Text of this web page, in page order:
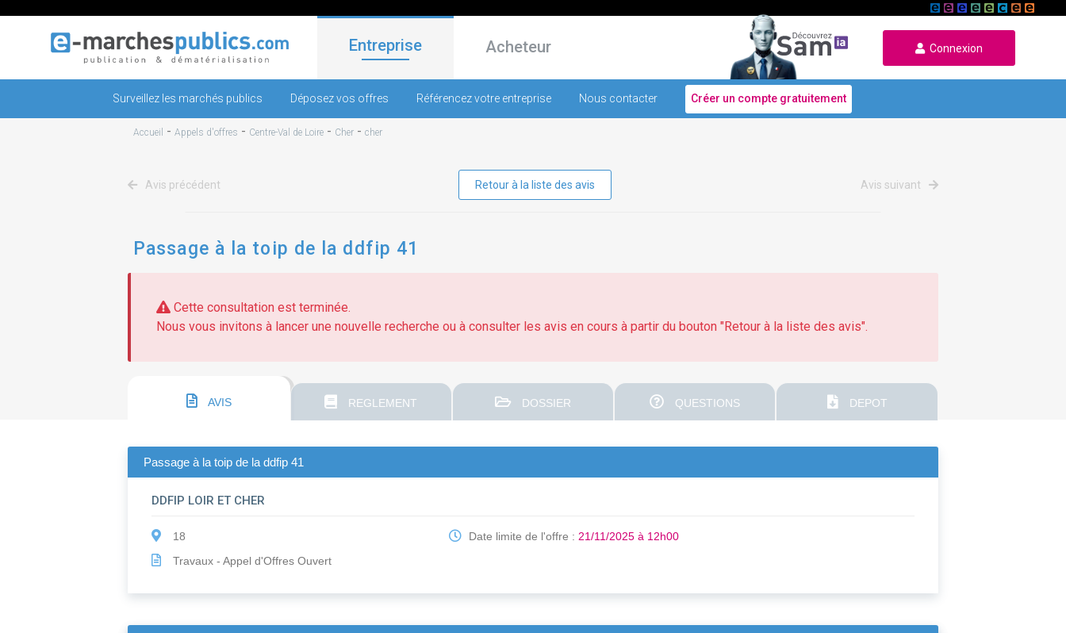
Entreprise Acheteur Connexion
Surveillez les marchés publics Déposez vos offres Référencez votre entreprise Nous contacter Créer un compte gratuitement
Accueil - Appels d'offres - Centre-Val de Loire - Cher - cher
Avis précédent Retour à la liste des avis Avis suivant
Passage à la toip de la ddfip 41
Cette consultation est terminée.
Nous vous invitons à lancer une nouvelle recherche ou à consulter les avis en cours à partir du bouton "Retour à la liste des avis".
AVIS REGLEMENT DOSSIER QUESTIONS DEPOT
Passage à la toip de la ddfip 41
DDFIP LOIR ET CHER
18
Travaux - Appel d'Offres Ouvert
Date limite de l'offre :21/11/2025 à 12h00